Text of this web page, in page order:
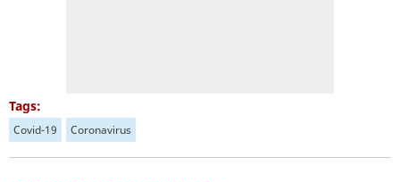
Tags:
Covid-19 Coronavirus